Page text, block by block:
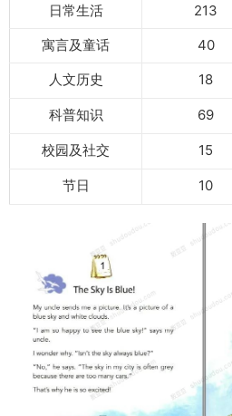
日常生活
213
寓言及童话
40
人文历史
18
科普知识 69
校园及社交 15
节日 10